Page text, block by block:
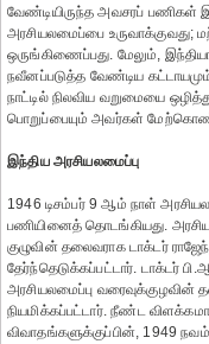
வேண்டியிருந்த அவசரப் பணிகள்
அரசியலமைப்பை உருவாக்குவது;
ஒருங்கிணைப்பது. மேலும்,
நவீனப்படுத்த வேண்டிய
நாட்டில் நிலவிய வறுமையை
பொறுப்பையும் அவர்கள்
இந்திய அரசியலமைப்பு
1946 டிசம்பர் 9 ஆம் நாள்
பணியினைத் தொடங்கியது.
குழுவின் தலைவராக டாக்டர்
தேர்ந்தெடுக்கப்பட்டார். டாக்டர்
அரசியலமைப்பு வரைவுக்குழவின்
நியமிக்கப்பட்டார். நீண்ட
விவாதங்களுக்குப்பின், 1949